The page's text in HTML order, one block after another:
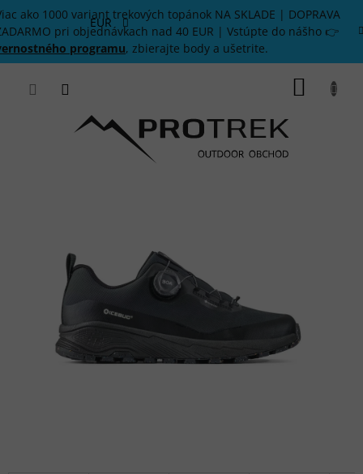
Prejsť
na
obsah
ako 1000 variant trekových topánok NA SKLADE | DOPRAVA
pri objednávkach nad 40 EUR | Vstúpte do nášho 👉
programu, zbierajte body a ušetrite.
EUR